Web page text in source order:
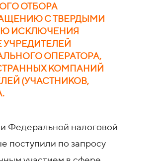
ОТБОРА
С ТВЕРДЫМИ
ИСКЛЮЧЕНИЯ
ОПЕРАТОРА,
КОМПАНИЙ
(УЧАСТНИКОВ,
Федеральной налоговой
поступили по запросу